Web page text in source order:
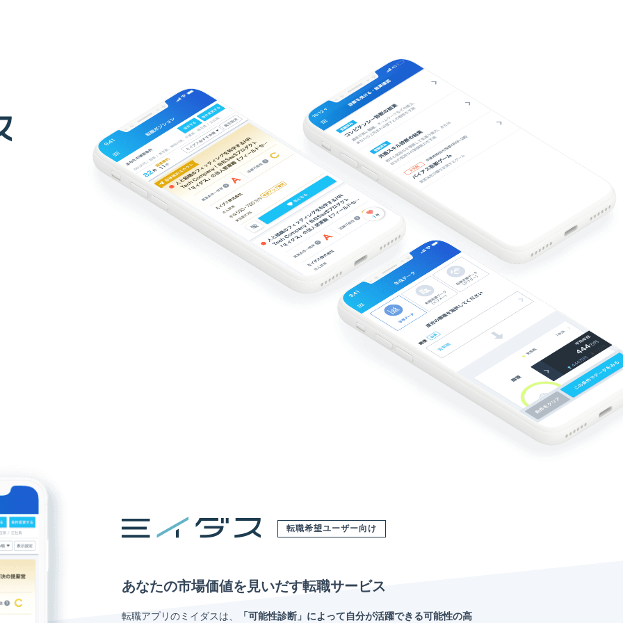
転職希望ユーザー向け
あなたの市場価値を見いだす転職サービス
転職アプリのミイダスは、 「可能性診断」によって自分が活躍できる可能性の高